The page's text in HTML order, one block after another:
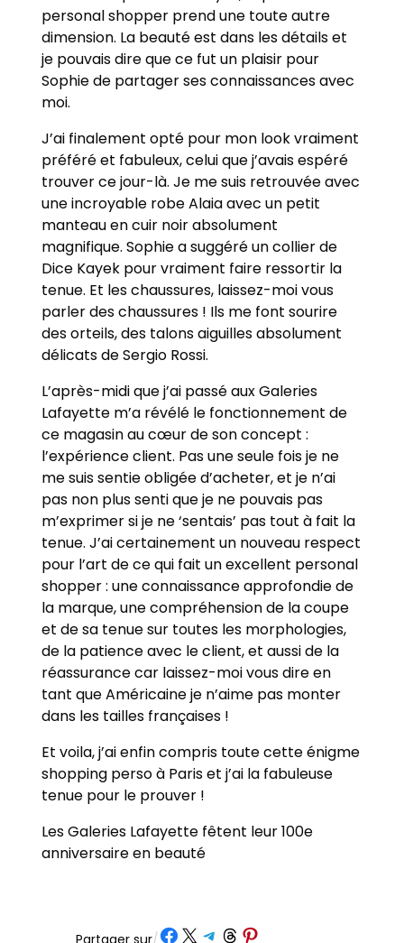
personal shopper prend une toute autre
dimension. La beauté est dans les détails et
je pouvais dire que ce fut un plaisir pour
Sophie de partager ses connaissances avec
moi.
J’ai finalement opté pour mon look vraiment
préféré et fabuleux, celui que j’avais espéré
trouver ce jour-là. Je me suis retrouvée avec
une incroyable robe Alaia avec un petit
manteau en cuir noir absolument
magnifique. Sophie a suggéré un collier de
Dice Kayek pour vraiment faire ressortir la
tenue. Et les chaussures, laissez-moi vous
parler des chaussures ! Ils me font sourire
des orteils, des talons aiguilles absolument
délicats de Sergio Rossi.
L’après-midi que j’ai passé aux Galeries
Lafayette m’a révélé le fonctionnement de
ce magasin au cœur de son concept :
l’expérience client. Pas une seule fois je ne
me suis sentie obligée d’acheter, et je n’ai
pas non plus senti que je ne pouvais pas
m’exprimer si je ne ‘sentais’ pas tout à fait la
tenue. J’ai certainement un nouveau respect
pour l’art de ce qui fait un excellent personal
shopper : une connaissance approfondie de
la marque, une compréhension de la coupe
et de sa tenue sur toutes les morphologies,
de la patience avec le client, et aussi de la
réassurance car laissez-moi vous dire en
tant que Américaine je n’aime pas monter
dans les tailles françaises !
Et voila, j’ai enfin compris toute cette énigme
shopping perso à Paris et j’ai la fabuleuse
tenue pour le prouver !
Les Galeries Lafayette fêtent leur 100e
anniversaire en beauté
Partager sur Facebook
Partager sur X Partager sur Telegram
Partager sur Threads
Partager sur Pinterest